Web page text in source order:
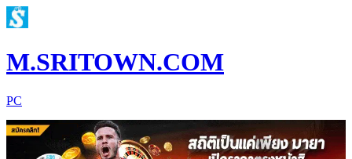
M.SRITOWN.COM
PC